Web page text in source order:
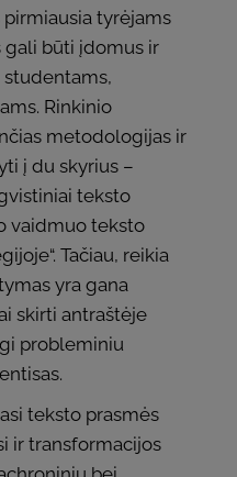
pirmiausia tyrėjams
gali būti įdomus ir
Rinkinio
metodologijas ir
į du skyrius –
teksto
vaidmuo teksto
Tačiau, reikia
yra gana
skirti antraštėje
probleminiu
teksto prasmės
ir transformacijos